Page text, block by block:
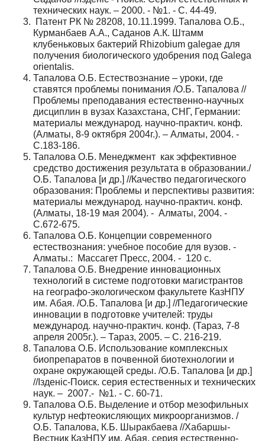
технических наук. – 2000. - №1. - С. 44-49.
Патент РК № 28208, 10.11.1999. Тапалова О.Б.,
Курманбаев А.А., Саданов А.К. Штамм
клубеньковых бактерий Rhizobium galegae для
получения биологического удобрения под Galega
orientalis.
Тапалова О.Б. Естествознание – уроки, где
ставятся проблемы понимания /О.Б. Тапалова //
Проблемы преподавания естественно-научных
дисциплин в вузах Казахстана, СНГ, Германии:
материалы международ. научно-практич. конф.
(Алматы, 8-9 октября 2004г.). – Алматы, 2004. -
С.183-186.
Тапалова О.Б. Менеджмент как эффективное
средство достижения результата в образовании./
О.Б. Тапалова [и др.] //Качество педагогического
образования: Проблемы и перспективы развития:
материалы международ. научно-практич. конф.
(Алматы, 18-19 мая 2004). - Алматы, 2004. -
С.672-675.
Тапалова О.Б. Концепции современного
естествознания: учебное пособие для вузов. -
Алматы.: Массагет Пресс, 2004. - 120 с.
Тапалова О.Б. Внедрение инновационных
технологий в системе подготовки магистрантов
на географо-экологическом факультете КазНПУ
им. Абая. /О.Б. Тапалова [и др.] //Педагогические
инновации в подготовке учителей: труды
международ. научно-практич. конф. (Тараз, 7-8
апреля 2005г.). – Тараз, 2005. – С. 216-219.
Тапалова О.Б. Использование комплексных
биопрепаратов в почвенной биотехнологии и
охране окружающей среды. /О.Б. Тапалова [и др.]
//Iзденiс-Поиск. серия естественных и технических
наук. – 2007.- №1. - С. 60-71.
Тапалова О.Б. Выделение и отбор мезофильных
культур нефтеокисляющих микроорганизмов. /
О.Б. Тапалова, К.Б. Шыракбаева //Хабаршы-
Вестник КазНПУ им. Абая. серия естественно-